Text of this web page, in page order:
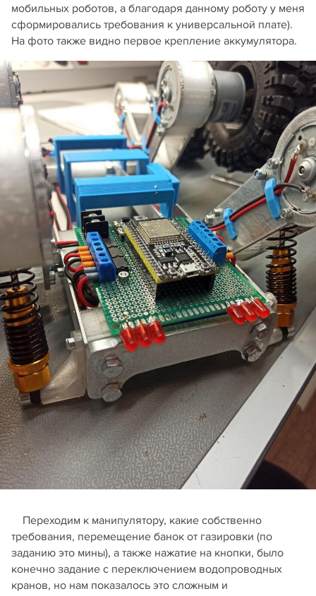
мобильных роботов, а благодаря данному роботу у меня
сформировались требования к универсальной плате).
На фото также видно первое крепление аккумулятора.
Переходим к манипулятору, какие собственно
требования, перемещение банок от газировки (по
заданию это мины), а также нажатие на кнопки, было
конечно задание с переключением водопроводных
кранов, но нам показалось это сложным и